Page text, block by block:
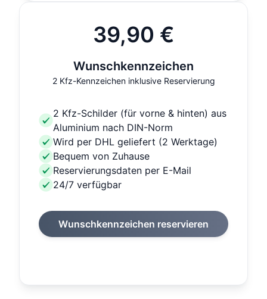
39,90 €
Wunschkennzeichen
2 Kfz-Kennzeichen inklusive Reservierung
2 Kfz-Schilder (für vorne & hinten) aus
Aluminium nach DIN-Norm
Wird per DHL geliefert (2 Werktage)
Bequem von Zuhause
Reservierungsdaten per E-Mail
24/7 verfügbar
Wunschkennzeichen reservieren